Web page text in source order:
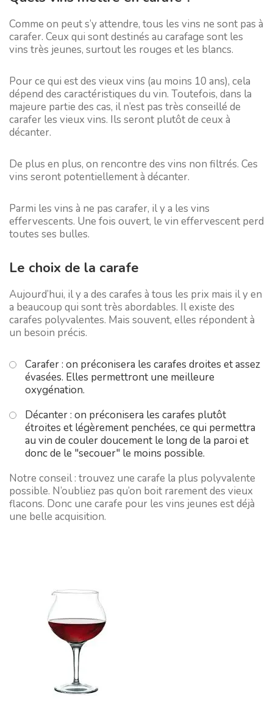
Comme on peut s’y attendre, tous les vins ne sont pas à
carafer. Ceux qui sont destinés au carafage sont les
vins très jeunes, surtout les rouges et les blancs.
Pour ce qui est des vieux vins (au moins 10 ans), cela
dépend des caractéristiques du vin. Toutefois, dans la
majeure partie des cas, il n’est pas très conseillé de
carafer les vieux vins. Ils seront plutôt de ceux à
décanter.
De plus en plus, on rencontre des vins non filtrés. Ces
vins seront potentiellement à décanter.
Parmi les vins à ne pas carafer, il y a les vins
effervescents. Une fois ouvert, le vin effervescent perd
toutes ses bulles.
Le choix de la carafe
Aujourd’hui, il y a des carafes à tous les prix mais il y en
a beaucoup qui sont très abordables. Il existe des
carafes polyvalentes. Mais souvent, elles répondent à
un besoin précis.
Carafer : on préconisera les carafes droites et assez
évasées. Elles permettront une meilleure
oxygénation.
Décanter : on préconisera les carafes plutôt
étroites et légèrement penchées, ce qui permettra
au vin de couler doucement le long de la paroi et
donc de le "secouer" le moins possible.
Notre conseil : trouvez une carafe la plus polyvalente
possible. N’oubliez pas qu’on boit rarement des vieux
flacons. Donc une carafe pour les vins jeunes est déjà
une belle acquisition.